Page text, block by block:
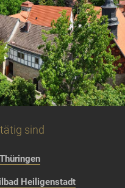
sind
Heiligenstadt